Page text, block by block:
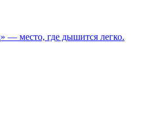
— место, где дышится легко.